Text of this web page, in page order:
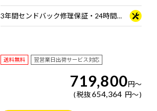
3年間センドバック修理保証・24時間×365日電話サポート
送料無料 翌営業日出荷サービス対応
719,800円～
税抜 654,364 円～